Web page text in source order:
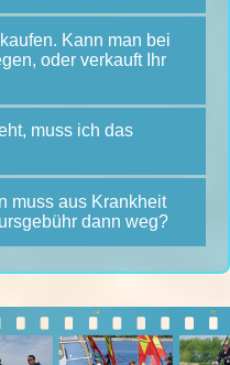
Kann man bei
oder verkauft Ihr
muss ich das
muss aus Krankheit
dann weg?